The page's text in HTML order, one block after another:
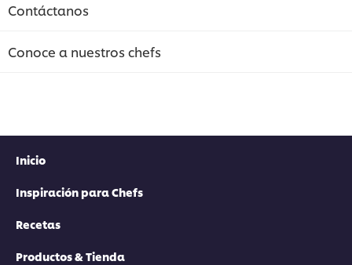
Contáctanos
Conoce a nuestros chefs
Inicio
Inspiración para Chefs
Recetas
Productos & Tienda